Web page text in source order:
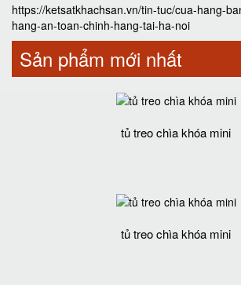
https://ketsatkhachsan.vn/tin-tuc/cua-hang-
hang-an-toan-chinh-hang-tai-ha-noi
Sản phẩm mới nhất
tủ treo chìa khóa mini
tủ treo chìa khóa mini